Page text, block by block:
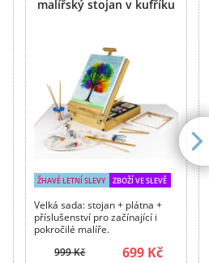
malířský stojan v kufříku
ŽHAVÉ LETNÍ SLEVY ZBOŽÍ VE SLEVĚ
Velká sada: stojan + plátna +
příslušenství pro začínající i
pokročilé malíře.
999 Kč
699 Kč